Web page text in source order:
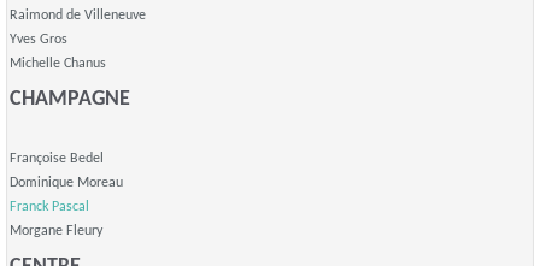
Raimond de Villeneuve
Yves Gros
Michelle Chanus
CHAMPAGNE
Françoise Bedel
Dominique Moreau
Franck Pascal
Morgane Fleury